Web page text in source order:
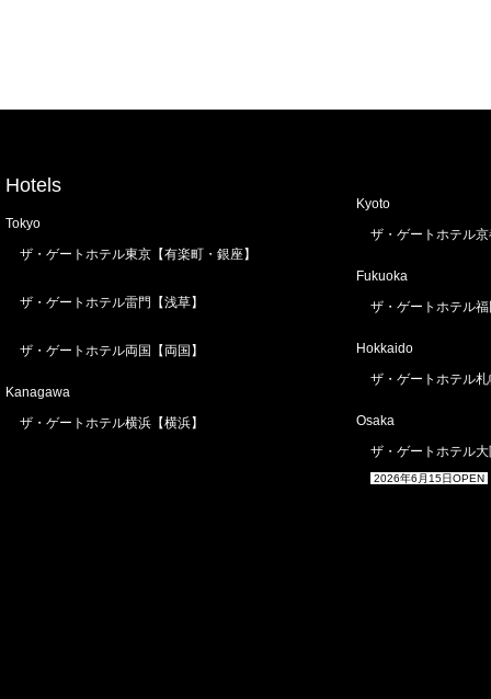
Hotels
Tokyo
ザ・ゲートホテル東京【有楽町・銀座】
ザ・ゲートホテル雷門【浅草】
ザ・ゲートホテル両国【両国】
Kanagawa
ザ・ゲートホテル横浜【横浜】
Kyoto
ザ・ゲートホテル
Fukuoka
ザ・ゲートホテル
Hokkaido
ザ・ゲートホテル
Osaka
ザ・ゲートホテル
2026年6月15日OPEN